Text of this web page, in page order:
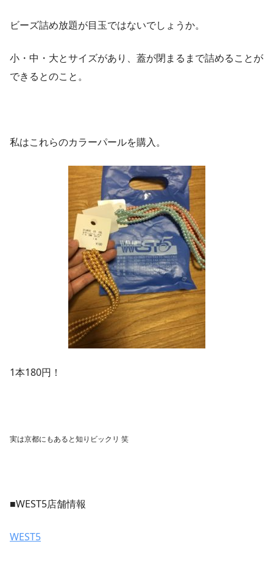
ビーズ詰め放題が目玉ではないでしょうか。
小・中・大とサイズがあり、蓋が閉まるまで詰めることが
できるとのこと。
私はこれらのカラーパールを購入。
1本180円！
実は京都にもあると知りビックリ 笑
■WEST5店舗情報
WEST5